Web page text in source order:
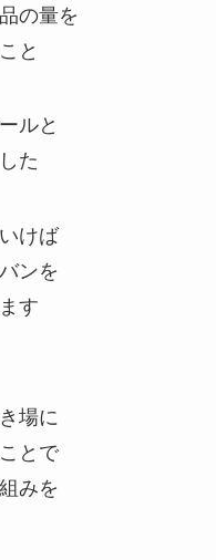
の量を
と
ルと
た
けば
ンを
す
場に
とで
みを